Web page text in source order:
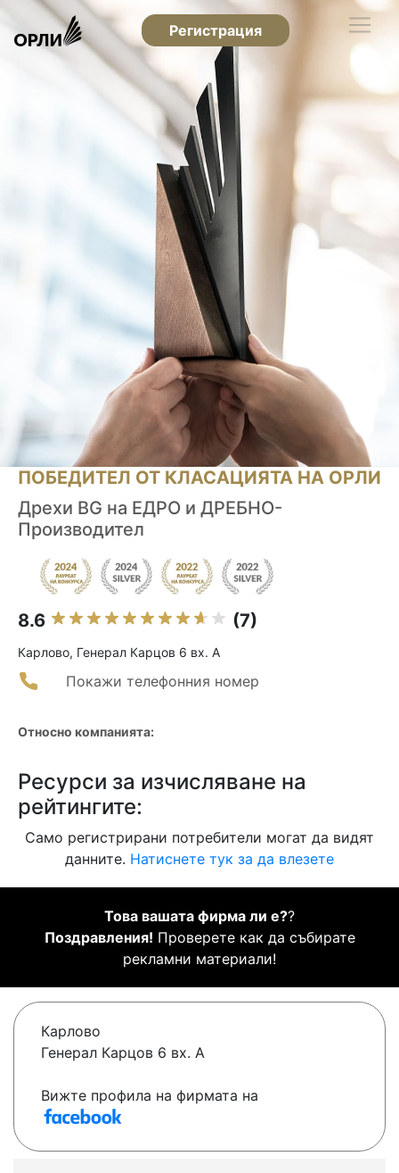
Регистрация
ПОБЕДИТЕЛ ОТ КЛАСАЦИЯТА НА ОРЛИ
Дрехи BG на ЕДРО и ДРЕБНО-
Производител
8.6 (7)
Карлово, Генерал Карцов 6 вх. А
Покажи телефонния номер
Относно компанията:
Ресурси за изчисляване на
рейтингите:
Само регистрирани потребители могат да видят
данните. Натиснете тук за да влезете
Това вашата фирма ли е??
Поздравления! Проверете как да събирате
рекламни материали!
Карлово
Генерал Карцов 6 вх. А
Вижте профила на фирмата на